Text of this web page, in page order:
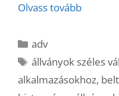
Olvass tovább
Kategória
adv
Címkék
állványok széles
alkalmazásokhoz,